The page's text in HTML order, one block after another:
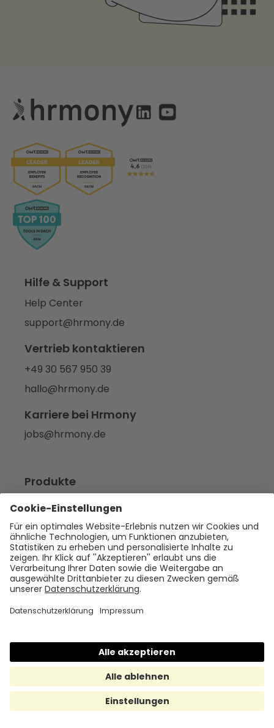
Hilfe & Support
Help Center
support@hrmony.de
Vertrieb kontaktieren
+49 30 567 950 39
hallo@hrmony.de
Karriere bei Hrmony
jobs@hrmony.de
Produkte
Benefit-Plattform
Essenszuschuss
Sachbezug (Gutscheine)
Sachbezugskarte
Geschenke (Besondere Anlässe)
Mobilität
Erholung Coming Soon
Benefit-Integration